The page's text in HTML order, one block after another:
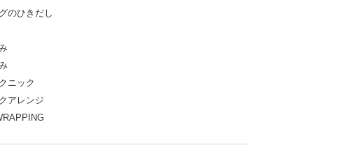
のひきだし
ニック
アレンジ